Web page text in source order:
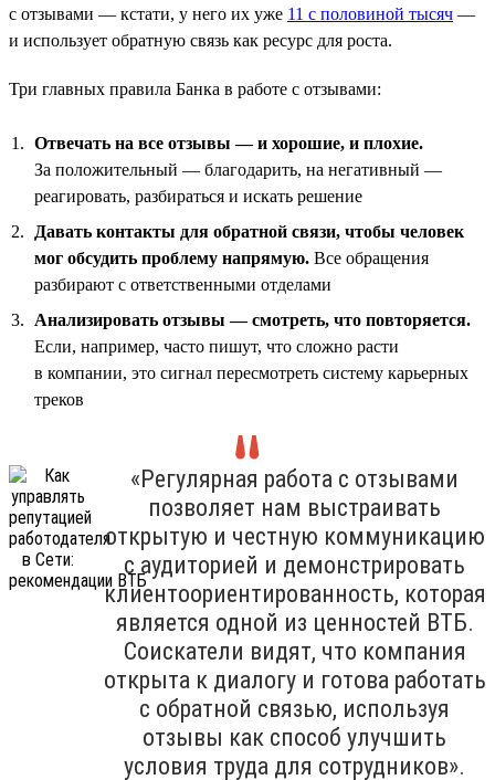
с отзывами — кстати, у него их уже 11 с половиной тысяч —
и использует обратную связь как ресурс для роста.
Три главных правила Банка в работе с отзывами:
Отвечать на все отзывы — и хорошие, и плохие.
За положительный — благодарить, на негативный —
реагировать, разбираться и искать решение
Давать контакты для обратной связи, чтобы человек
мог обсудить проблему напрямую. Все обращения
разбирают с ответственными отделами
Анализировать отзывы — смотреть, что повторяется.
Если, например, часто пишут, что сложно расти
в компании, это сигнал пересмотреть систему карьерных
треков
«Регулярная работа с отзывами
позволяет нам выстраивать
открытую и честную коммуникацию
с аудиторией и демонстрировать
клиентоориентированность, которая
является одной из ценностей ВТБ.
Соискатели видят, что компания
открыта к диалогу и готова работать
с обратной связью, используя
отзывы как способ улучшить
условия труда для сотрудников».